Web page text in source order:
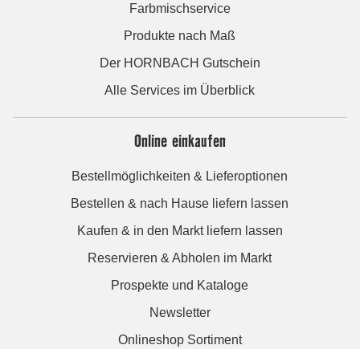
Farbmischservice
Produkte nach Maß
Der HORNBACH Gutschein
Alle Services im Überblick
Online einkaufen
Bestellmöglichkeiten & Lieferoptionen
Bestellen & nach Hause liefern lassen
Kaufen & in den Markt liefern lassen
Reservieren & Abholen im Markt
Prospekte und Kataloge
Newsletter
Onlineshop Sortiment